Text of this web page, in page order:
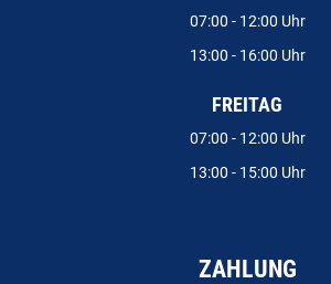
07:00 - 12:00 Uhr
13:00 - 16:00 Uhr
FREITAG
07:00 - 12:00 Uhr
13:00 - 15:00 Uhr
ZAHLUNG